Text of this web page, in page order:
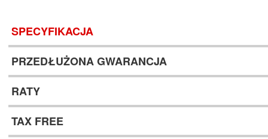
SPECYFIKACJA
PRZEDŁUŻONA GWARANCJA
RATY
TAX FREE